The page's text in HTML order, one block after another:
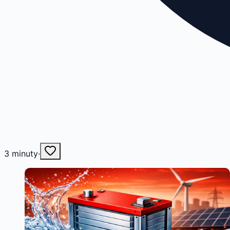
3 minuty·